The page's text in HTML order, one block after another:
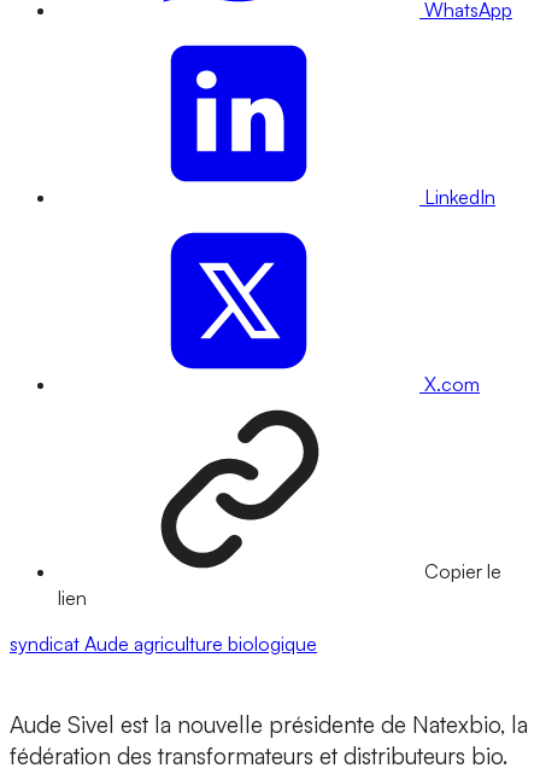
WhatsApp
LinkedIn
X.com
Copier le
lien
syndicat Aude agriculture biologique
Aude Sivel est la nouvelle présidente de Natexbio, la
fédération des transformateurs et distributeurs bio.